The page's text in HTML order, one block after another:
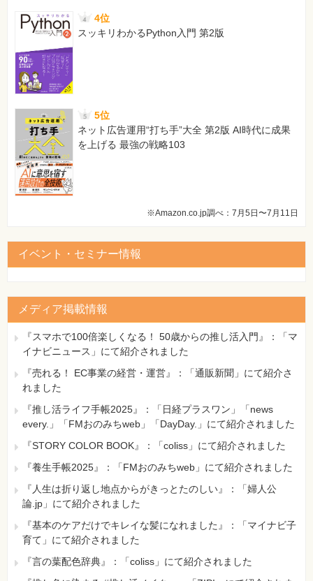
Q91 郵便番号の入力パターンを設定したい
Q92 ［定型入力］プロパティの設定値の意味が分からない
Q93 郵便番号が3けたしか分からない場合に入力を確定でき
ない
Q94 和暦で入力したのに西暦で表示されてしまう
Q95 大文字だけで入力させたい
Q96 新規レコードに本日の日付を自動で入力したい
Q97 数値型のフィールドに自動表示される「0」が煩わしい
Q98 フィールドに入力するデータを制限したい
Q99 ［出席者数］フィールドに［定員］以下の数値しか入力
できないようにしたい
Q100 入力漏れを防ぎたい
Q101 インデックスって何？
Q102 インデックスを作成したい
Q104 重複データの入力を禁止したい
Q105 ［IME入力モード］の［オフ］と［使用不可］の違い
Q107 入力モードをいちいち切り替えるのが面倒
Q108 いつの間にか入力モードが［カタカナ］に変わってし
まった
Q109 ふりがなが間違っている
Q110 ふりがなを自動入力したい
Q111 住所を簡単に入力したい
Q112 文字単位で書式を設定したい
テーブルへのデータ入力で困った
Q113 データシートビューの画面構成を知りたい
Q114 レコードセレクタに表示される記号は何？
Q115 カレントレコードって何？
Q117 新規レコードを入力したい
Q118 新規入力行が表示されない
Q119 新規レコードは最下行にしか入力できないの？
Q120 レコードを保存したい
Q122 レコードの保存を取り消したい
4位
スッキリわかるPython入門 第2版
5位
ネット広告運用“打ち手”大全 第2版 AI時代に成果
を上げる 最強の戦略103
※Amazon.co.jp調べ：7月5日〜7月11日
イベント・セミナー情報
メディア掲載情報
『スマホで100倍楽しくなる！ 50歳からの推し活入門』：「マ
イナビニュース」にて紹介されました
『売れる！ EC事業の経営・運営』：「通販新聞」にて紹介さ
れました
『推し活ライフ手帳2025』：「日経プラスワン」「news
every.」「FMおのみちweb」「DayDay.」にて紹介されました
『STORY COLOR BOOK』：「coliss」にて紹介されました
『養生手帳2025』：「FMおのみちweb」にて紹介されました
『人生は折り返し地点からがきっとたのしい』：「婦人公
論.jp」にて紹介されました
『基本のケアだけでキレイな髪になれました』：「マイナビ子
育て」にて紹介されました
『言の葉配色辞典』：「coliss」にて紹介されました